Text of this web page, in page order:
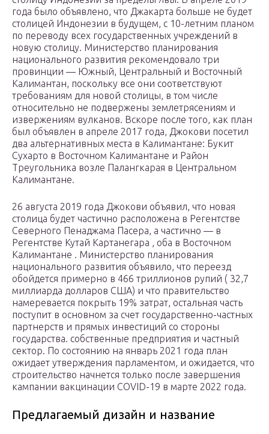
года было объявлено, что Джакарта больше не будет
столицей Индонезии в будущем, с 10-летним планом
по переводу всех государственных учреждений в
новую столицу. Министерство планирования
национального развития рекомендовало три
провинции — Южный, Центральный и Восточный
Калимантан, поскольку все они соответствуют
требованиям для новой столицы, в том числе
относительно не подвержены землетрясениям и
извержениям вулканов. Вскоре после того, как план
был объявлен в апреле 2017 года, Джокови посетил
два альтернативных места в Калимантане: Букит
Сухарто в Восточном Калимантане и Район
Треугольника возле Палангкарая в Центральном
Калимантане.
26 августа 2019 года Джокови объявил, что новая
столица будет частично расположена в Регентстве
Северного Пенаджама Пасера, а частично — в
Регентстве Кутай Картанегара , оба в Восточном
Калимантане . Министерство планирования
национального развития объявило, что переезд
обойдется примерно в 466 триллионов рупий ( 32,7
миллиарда долларов США) и что правительство
намеревается покрыть 19% затрат, остальная часть
поступит в основном за счет государственно-частных
партнерств и прямых инвестиций со стороны
государства. собственные предприятия и частный
сектор. По состоянию на январь 2021 года план
ожидает утверждения парламентом, и ожидается, что
строительство начнется только после завершения
кампании вакцинации COVID-19 в марте 2022 года.
Предлагаемый дизайн и название